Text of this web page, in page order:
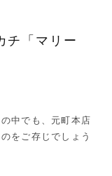
チ「マリー
中でも、元町本店
をご存じでしょう